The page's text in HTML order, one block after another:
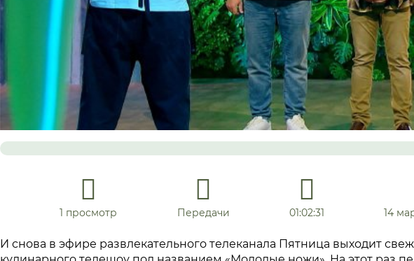
1 просмотр Передачи 01:02:31 14
И снова в эфире развлекательного телеканала Пятница выходит